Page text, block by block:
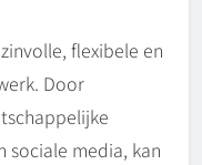
flexibele en
Door
sociale media, kan